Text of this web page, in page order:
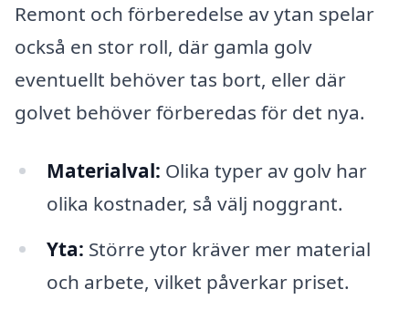
Remont och förberedelse av ytan spelar
också en stor roll, där gamla golv
eventuellt behöver tas bort, eller där
golvet behöver förberedas för det nya.
Materialval: Olika typer av golv har
olika kostnader, så välj noggrant.
Yta: Större ytor kräver mer material
och arbete, vilket påverkar priset.